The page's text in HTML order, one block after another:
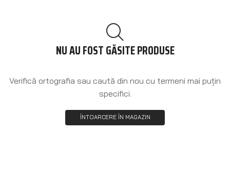
NU AU FOST GĂSITE PRODUSE
Verifică ortografia sau caută din nou cu termeni mai puțin
specifici.
ÎNTOARCERE ÎN MAGAZIN